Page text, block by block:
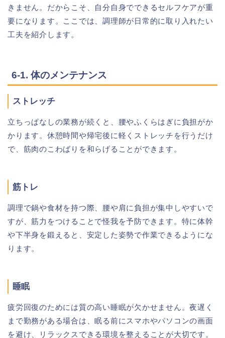
きません。だからこそ、自分自身でできるセルフケアが重
要になります。ここでは、調理師が日常的に取り入れたい
工夫を紹介します。
6-1. 体のメンテナンス
ストレッチ
立ちっぱなしの業務が続くと、腰やふくらはぎに負担がか
かります。休憩時間や帰宅後に軽くストレッチを行うだけ
で、筋肉のこわばりを和らげることができます。
筋トレ
調理で鍋や食材を持つ際、腰や肩に負担が集中しやすいで
すが、筋力をつけることで怪我を予防できます。特に体幹
や下半身を鍛えると、安定した姿勢で作業できるようにな
ります。
睡眠
疲労回復のためには質の高い睡眠が欠かせません。夜遅く
まで勤務がある場合は、眠る前にスマホやパソコンの画面
を避け、リラックスできる環境を整えることが大切です。